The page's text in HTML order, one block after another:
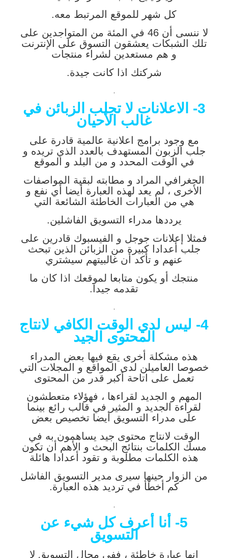
كل شهر للموقع المرتبط معه.
لا ننسى أن 46 في المئة من المتواجدين على
تلك الشبكات يعشقون التسوق على الإنترنت
و هم مستعدين لشراء منتجات
شركتك اذا كانت جيدة.
.
3- الاعلانات لا تجلب الزبائن في
غالب الأحيان
مع وجود برامج اعلانية عالمية قادرة على
جلب الزبون المستهدف بالعدد الذي تريده و
في الوقت المحدد و من البلد و الموقع
الجغرافي المراد و مطابته لبقية المواصفات
الأخرى ، لم يعد لهذه العبارة أيضا أي نفع و
هي من العبارات الخاطئة الشائعة التي
يرددها مدراء التسويق الفاشلين.
فمثلا إعلانات جوجل و الفيسبوك قادرين على
جلب أعدادا كبيرة من الزبائن الذين تبحث
عنهم و تأكد أن غالبيتهم سيشتري
منتجك أو يكون متابعا لموقعك اذا كان ما
تقدمه جيدا.
.
4- ليس لدي الوقت الكافي لانتاج
المحتوى الجيد
هذه مشكلة أخرى يقع فيها بعض المدراء
خصوصا العاميلن لدى المواقع و المجلات التي
تعمل على اتاحة أكبر قدر من المحتوى
المهم و الجديد لقراءها ، فهؤلاء متعطشون
لقراءة الجديد و المثير في قالب رائع بينما
على مدراء التسويق أيضا تخصيص بعض
الوقت لانتاج محتوى جيد يساهمون به في
مسك الكلمات بنتائج البحث و الأهم أن تكون
هذه الكلمات مطلوبة و تقود أعدادا هائلة
من الزوار حينها سيرى مدير التسويق الفاشل
كم أخطأ في ترديد هذه العبارة.
.
5- أنا أعرف كل شيء عن
التسويق
إنها عبارة خاطئة ، ففي مجال التسويق لا